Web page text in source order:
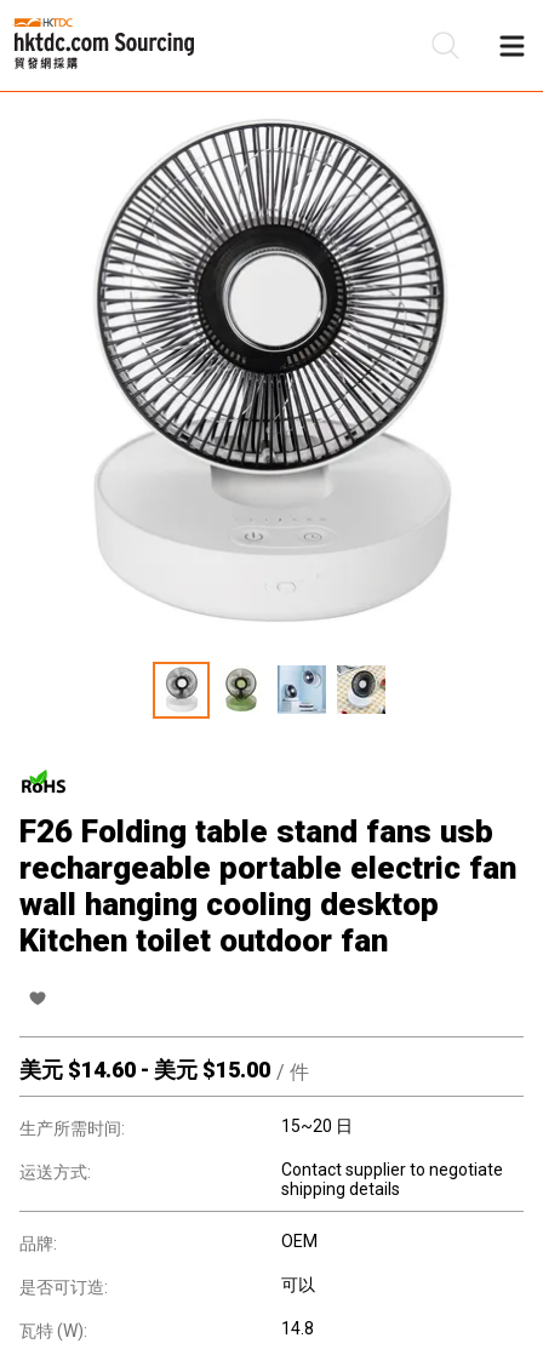
F26 Folding table stand fans usb
rechargeable portable electric fan
wall hanging cooling desktop
Kitchen toilet outdoor fan
美元 $14.60 - 美元 $15.00 / 件
生产所需时间: 15~20 日
运送方式:
Contact supplier to negotiate
shipping details
品牌: OEM
是否可订造: 可以
瓦特 (W): 14.8